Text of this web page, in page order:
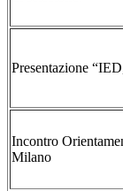
Presentazione
Incontro
Milano